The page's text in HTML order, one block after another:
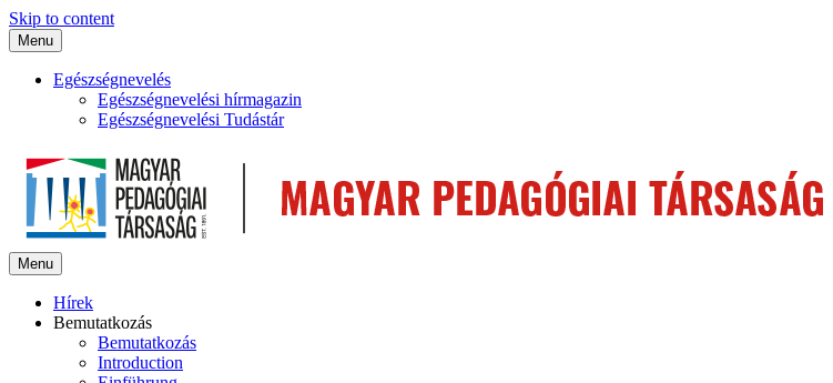
Skip to content
Menu
Egészségnevelés
Egészségnevelési hírmagazin
Egészségnevelési Tudástár
Menu
Hírek
Bemutatkozás
Bemutatkozás
Introduction